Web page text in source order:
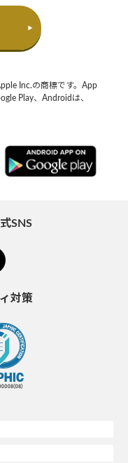
Inc.の商標です。App
Play、Androidは、
SNS
対策